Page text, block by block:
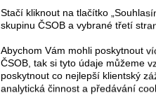
TMR
VIG
AD index - vývoj
Region Odeslat
Stačí kliknout na tlačítko
skupinu ČSOB a vybrané třetí
Abychom Vám mohli poskytnout
ČSOB, tak si tyto údaje můžeme
poskytnout co nejlepší klientský
analytická činnost a předávání